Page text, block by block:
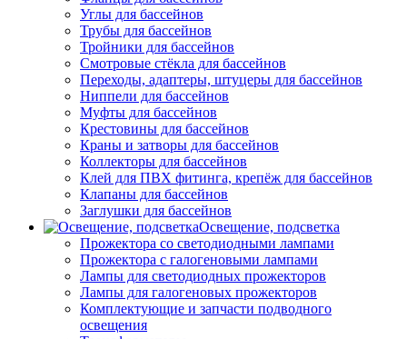
Углы для бассейнов
Трубы для бассейнов
Тройники для бассейнов
Смотровые стёкла для бассейнов
Переходы, адаптеры, штуцеры для бассейнов
Ниппели для бассейнов
Муфты для бассейнов
Крестовины для бассейнов
Краны и затворы для бассейнов
Коллекторы для бассейнов
Клей для ПВХ фитинга, крепёж для бассейнов
Клапаны для бассейнов
Заглушки для бассейнов
Освещение, подсветка
Прожектора со светодиодными лампами
Прожектора с галогеновыми лампами
Лампы для светодиодных прожекторов
Лампы для галогеновых прожекторов
Комплектующие и запчасти подводного
освещения